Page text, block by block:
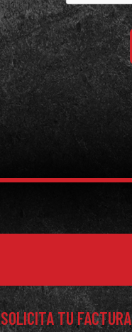
SOLICITA TU FACTURA